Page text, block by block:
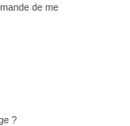
de me
?